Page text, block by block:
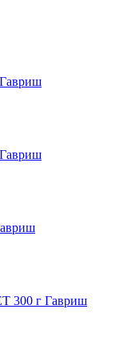
300 г Гавриш